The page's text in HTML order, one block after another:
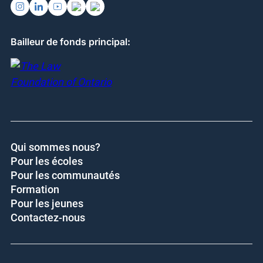
Bailleur de fonds principal:
Qui sommes nous?
Pour les écoles
Pour les communautés
Formation
Pour les jeunes
Contactez-nous